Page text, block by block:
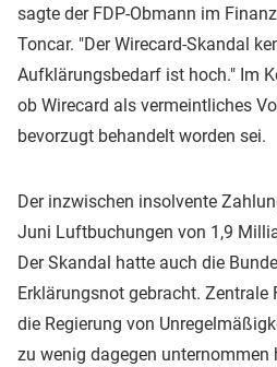
sagte der FDP-Obmann im
Toncar. "Der Wirecard-Skandal
Aufklärungsbedarf ist hoch." Im
ob Wirecard als vermeintliches
bevorzugt behandelt worden sei.
Der inzwischen insolvente
Juni Luftbuchungen von 1,9
Der Skandal hatte auch die
Erklärungsnot gebracht. Zentrale
die Regierung von
zu wenig dagegen unternommen